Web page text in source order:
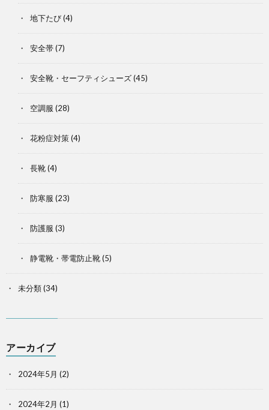
地下たび(4)
安全帯(7)
安全靴・セーフティシューズ(45)
空調服 (28)
花粉症対策(4)
長靴(4)
防寒服 (23)
防護服 (3)
静電靴・帯電防止靴(5)
未分類(34)
アーカイブ
2024年5月 (2)
2024年2月 (1)